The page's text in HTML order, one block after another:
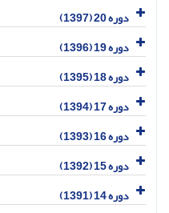
دوره 20 (1397)
دوره 19 (1396)
دوره 18 (1395)
دوره 17 (1394)
دوره 16 (1393)
دوره 15 (1392)
دوره 14 (1391)